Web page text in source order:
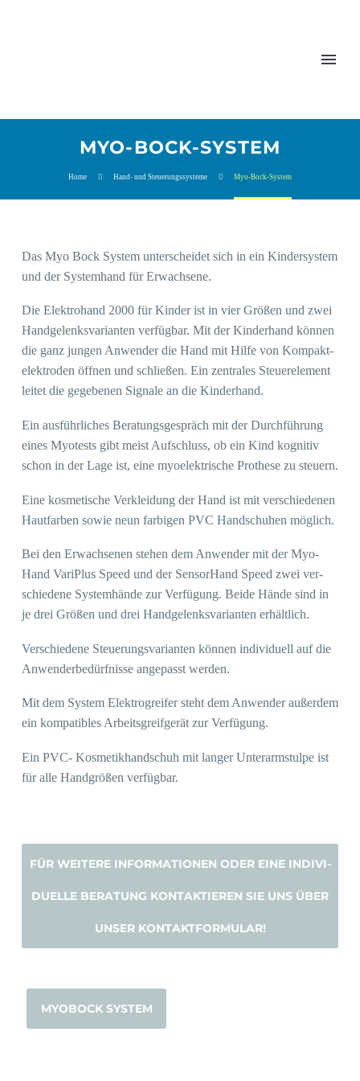
MYO-BOCK-SYSTEM
Home Hand- und Steuerungssysteme Myo-Bock-Sys­tem
Das Myo Bock Sys­tem unter­schei­det sich in ein Kin­der­sys­tem
und der Sys­tem­hand für Erwachsene.
Die Elek­tro­hand 2000 für Kin­der ist in vier Grö­ßen und zwei
Hand­ge­lenks­va­ri­an­ten ver­füg­bar. Mit der Kin­der­hand kön­nen
die ganz jun­gen Anwen­der die Hand mit Hil­fe von Kom­pakt­
elek­tro­den öff­nen und schlie­ßen. Ein zen­tra­les Steu­er­ele­ment
lei­tet die gege­be­nen Signa­le an die Kinderhand.
Ein aus­führ­li­ches Bera­tungs­ge­spräch mit der Durch­füh­rung
eines Myo­tests gibt meist Auf­schluss, ob ein Kind kogni­tiv
schon in der Lage ist, eine myo­elek­tri­sche Prothese zu steuern.
Eine kos­me­ti­sche Ver­klei­dung der Hand ist mit ver­schie­de­nen
Haut­far­ben sowie neun far­bi­gen PVC Hand­schu­hen möglich.
Bei den Erwach­se­nen ste­hen dem Anwen­der mit der Myo­
Hand Vari­Plus Speed und der Sen­sor­Hand Speed zwei ver­
schie­de­ne Sys­tem­hän­de zur Ver­fü­gung. Bei­de Hän­de sind in
je drei Grö­ßen und drei Hand­ge­lenks­va­ri­an­ten erhältlich.
Ver­schie­de­ne Steue­rungs­va­ri­an­ten kön­nen indi­vi­du­ell auf die
Anwen­der­be­dürf­nis­se ange­passt werden.
Mit dem Sys­tem Elek­tro­grei­fer steht dem Anwen­der außer­dem
ein kom­pa­ti­bles Arbeits­greif­ge­rät zur Verfügung.
Ein PVC- Kos­me­tik­hand­schuh mit lan­ger Unter­arm­stul­pe ist
für alle Hand­grö­ßen verfügbar.
FÜR WEI­TE­RE INFOR­MA­TIO­NEN ODER EINE INDI­VI­
DU­EL­LE BERA­TUNG KON­TAK­TIE­REN SIE UNS ÜBER
UNSER KONTAKTFORMULAR!
MYO­BOCK SYSTEM